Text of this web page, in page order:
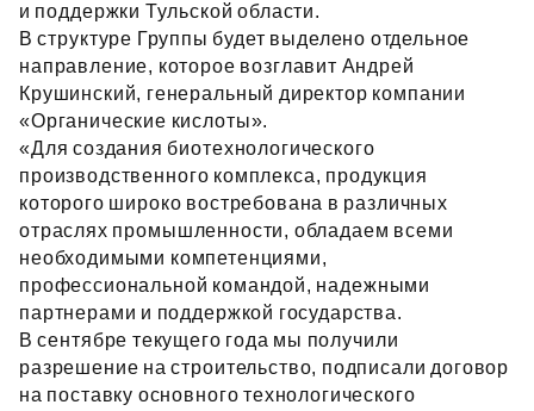
и поддержки Тульской области.
В структуре Группы будет выделено отдельное
направление, которое возглавит Андрей
Крушинский, генеральный директор компании
«Органические кислоты».
«Для создания биотехнологического
производственного комплекса, продукция
которого широко востребована в различных
отраслях промышленности, обладаем всеми
необходимыми компетенциями,
профессиональной командой, надежными
партнерами и поддержкой государства.
В сентябре текущего года мы получили
разрешение на строительство, подписали договор
на поставку основного технологического